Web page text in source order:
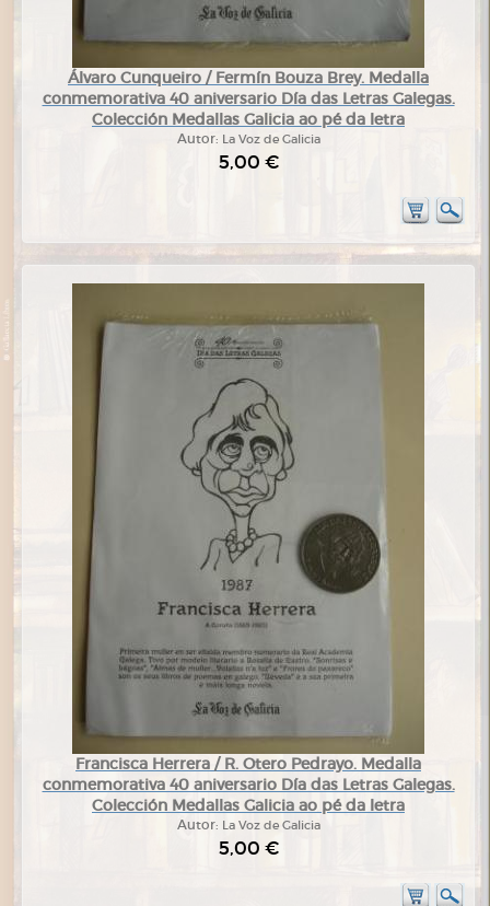
Álvaro Cunqueiro / Fermín Bouza Brey. Medalla
conmemorativa 40 aniversario Día das Letras Galegas.
Colección Medallas Galicia ao pé da letra
Autor: La Voz de Galicia
5,00 €
Francisca Herrera / R. Otero Pedrayo. Medalla
conmemorativa 40 aniversario Día das Letras Galegas.
Colección Medallas Galicia ao pé da letra
Autor: La Voz de Galicia
5,00 €